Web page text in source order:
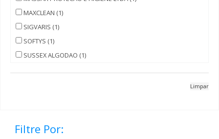
MAXCLEAN (1)
SIGVARIS (1)
SOFTYS (1)
SUSSEX ALGODAO (1)
Limpar
Filtre Por: